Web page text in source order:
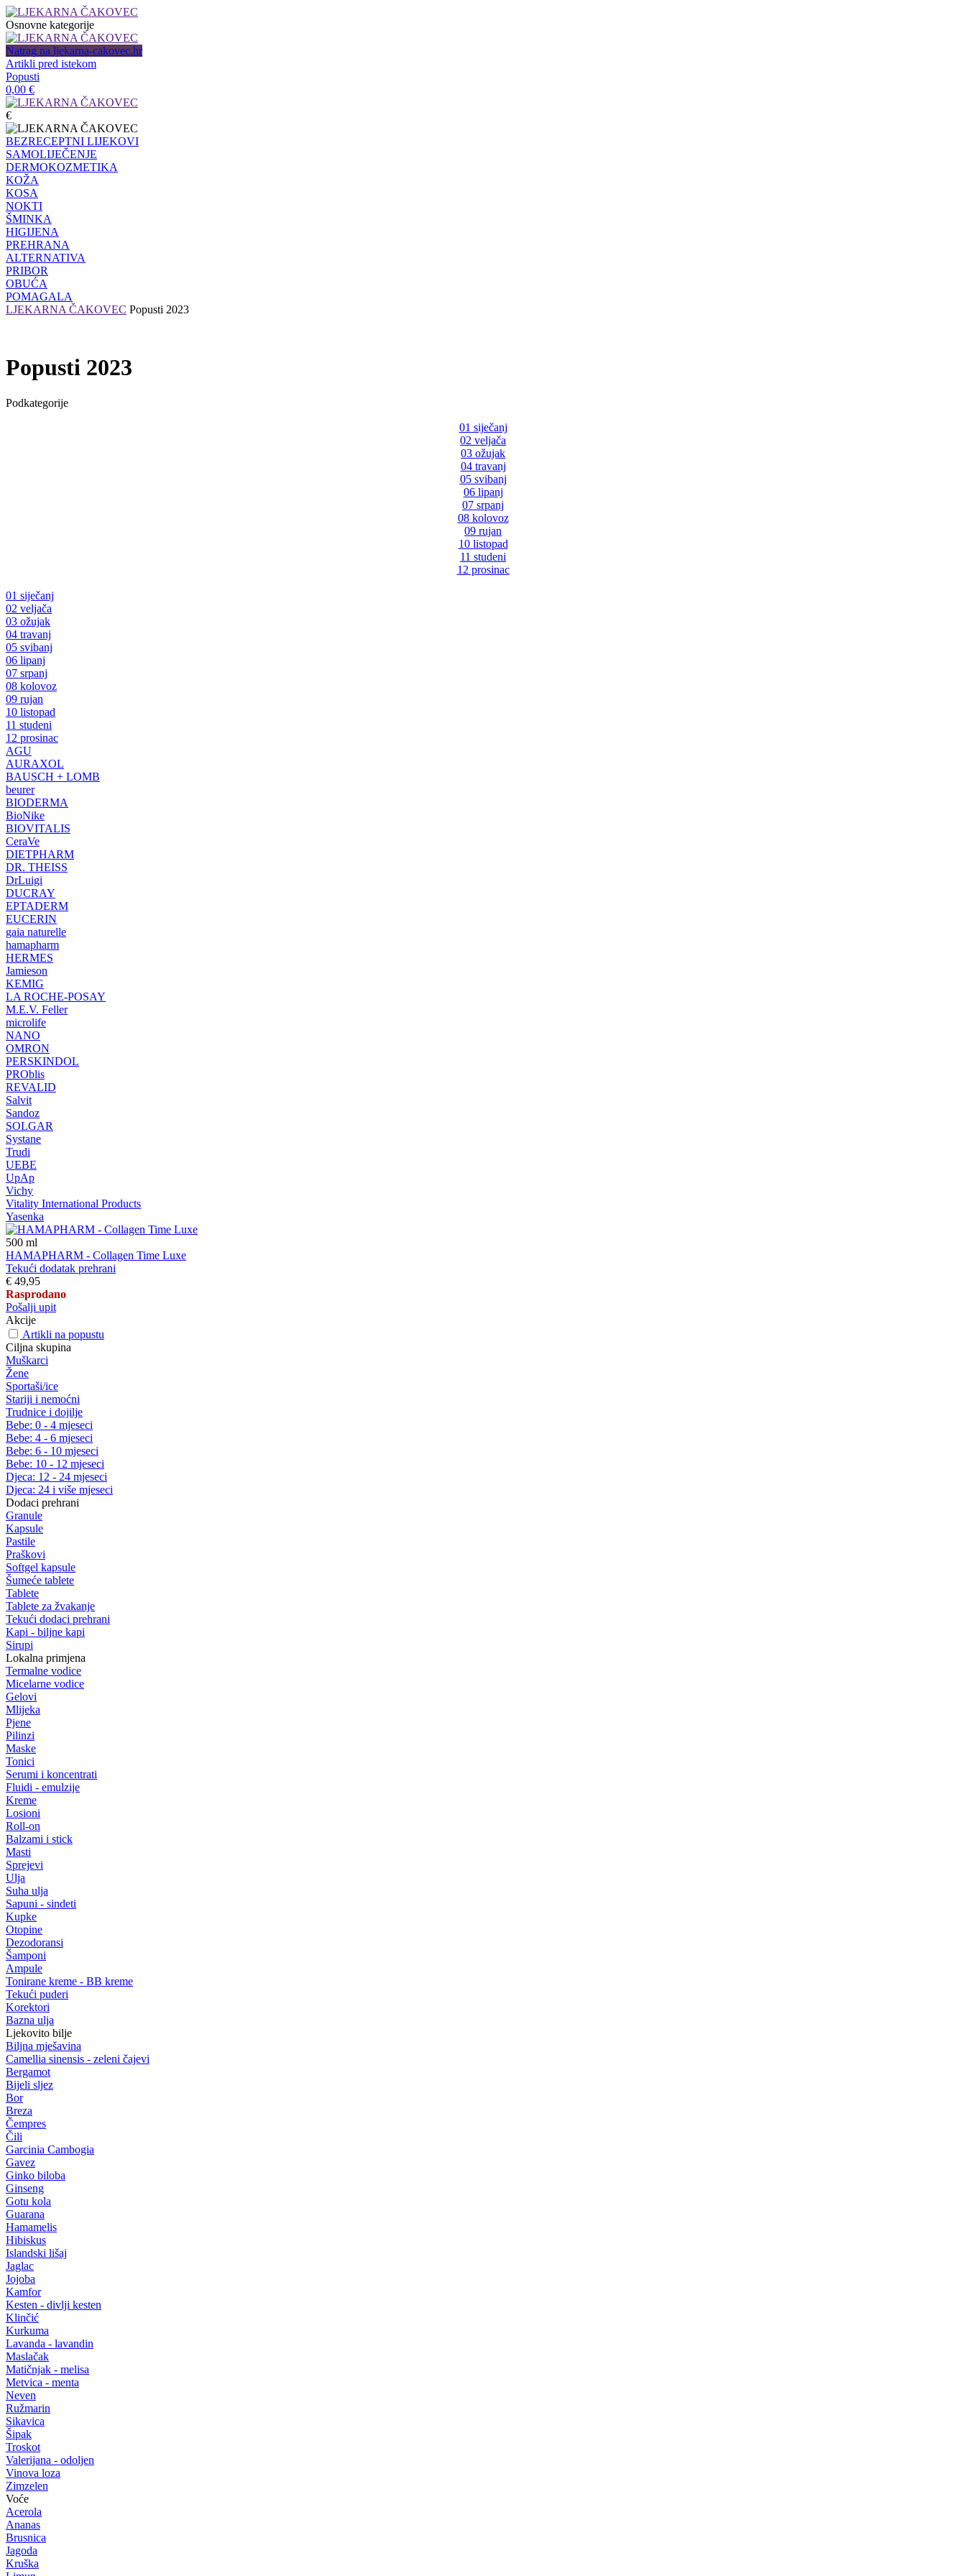
Osnovne kategorije
Natrag na ljekarna-cakovec.hr
Artikli pred istekom
Popusti
0,00 €
€
BEZRECEPTNI LIJEKOVI
SAMOLIJEČENJE
DERMOKOZMETIKA
KOŽA
KOSA
NOKTI
ŠMINKA
HIGIJENA
PREHRANA
ALTERNATIVA
PRIBOR
OBUĆA
POMAGALA
LJEKARNA ČAKOVEC Popusti 2023
Popusti 2023
Podkategorije
01 siječanj
02 veljača
03 ožujak
04 travanj
05 svibanj
06 lipanj
07 srpanj
08 kolovoz
09 rujan
10 listopad
11 studeni
12 prosinac
01 siječanj
02 veljača
03 ožujak
04 travanj
05 svibanj
06 lipanj
07 srpanj
08 kolovoz
09 rujan
10 listopad
11 studeni
12 prosinac
AGU
AURAXOL
BAUSCH + LOMB
beurer
BIODERMA
BioNike
BIOVITALIS
CeraVe
DIETPHARM
DR. THEISS
DrLuigi
DUCRAY
EPTADERM
EUCERIN
gaia naturelle
hamapharm
HERMES
Jamieson
KEMIG
LA ROCHE-POSAY
M.E.V. Feller
microlife
NANO
OMRON
PERSKINDOL
PROblis
REVALID
Salvit
Sandoz
SOLGAR
Systane
Trudi
UEBE
UpAp
Vichy
Vitality International Products
Yasenka
500 ml
HAMAPHARM - Collagen Time Luxe
Tekući dodatak prehrani
€ 49,95
Rasprodano
Pošalji upit
Akcije
Artikli na popustu
Ciljna skupina
Muškarci
Žene
Sportaši/ice
Stariji i nemoćni
Trudnice i dojilje
Bebe: 0 - 4 mjeseci
Bebe: 4 - 6 mjeseci
Bebe: 6 - 10 mjeseci
Bebe: 10 - 12 mjeseci
Djeca: 12 - 24 mjeseci
Djeca: 24 i više mjeseci
Dodaci prehrani
Granule
Kapsule
Pastile
Praškovi
Softgel kapsule
Šumeće tablete
Tablete
Tablete za žvakanje
Tekući dodaci prehrani
Kapi - biljne kapi
Sirupi
Lokalna primjena
Termalne vodice
Micelarne vodice
Gelovi
Mlijeka
Pjene
Pilinzi
Maske
Tonici
Serumi i koncentrati
Fluidi - emulzije
Kreme
Losioni
Roll-on
Balzami i stick
Masti
Sprejevi
Ulja
Suha ulja
Sapuni - sindeti
Kupke
Otopine
Dezodoransi
Šamponi
Ampule
Tonirane kreme - BB kreme
Tekući puderi
Korektori
Bazna ulja
Ljekovito bilje
Biljna mješavina
Camellia sinensis - zeleni čajevi
Bergamot
Bijeli sljez
Bor
Breza
Čempres
Čili
Garcinia Cambogia
Gavez
Ginko biloba
Ginseng
Gotu kola
Guarana
Hamamelis
Hibiskus
Islandski lišaj
Jaglac
Jojoba
Kamfor
Kesten - divlji kesten
Klinčić
Kurkuma
Lavanda - lavandin
Maslačak
Matičnjak - melisa
Metvica - menta
Neven
Ružmarin
Sikavica
Šipak
Troskot
Valerijana - odoljen
Vinova loza
Zimzelen
Voće
Acerola
Ananas
Brusnica
Jagoda
Kruška